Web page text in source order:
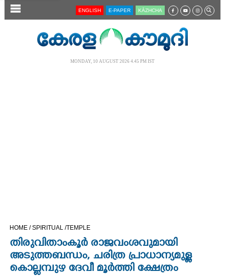
SECTIONS
OPINION
ENGLISH E-PAPER KĀZHCHA
MONDAY, 10 AUGUST 2026 4.45 PM IST
HOME /SPIRITUAL /TEMPLE
തിരുവിതാംകൂർ രാജവംശവുമായി
അടുത്തബന്ധം, ചരിത്ര പ്രാധാന്യമുള്ള
കൊല്ലമ്പുഴ ദേവീ മൂർത്തി ക്ഷേത്രം